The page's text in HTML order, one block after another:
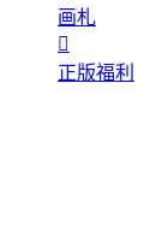
画札

正版福利